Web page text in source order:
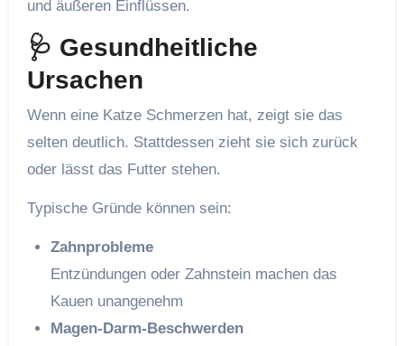
und äußeren Einflüssen.
🩺 Gesundheitliche
Ursachen
Wenn eine Katze Schmerzen hat, zeigt sie das
selten deutlich. Stattdessen zieht sie sich zurück
oder lässt das Futter stehen.
Typische Gründe können sein:
Zahnprobleme
Entzündungen oder Zahnstein machen das
Kauen unangenehm
Magen-Darm-Beschwerden